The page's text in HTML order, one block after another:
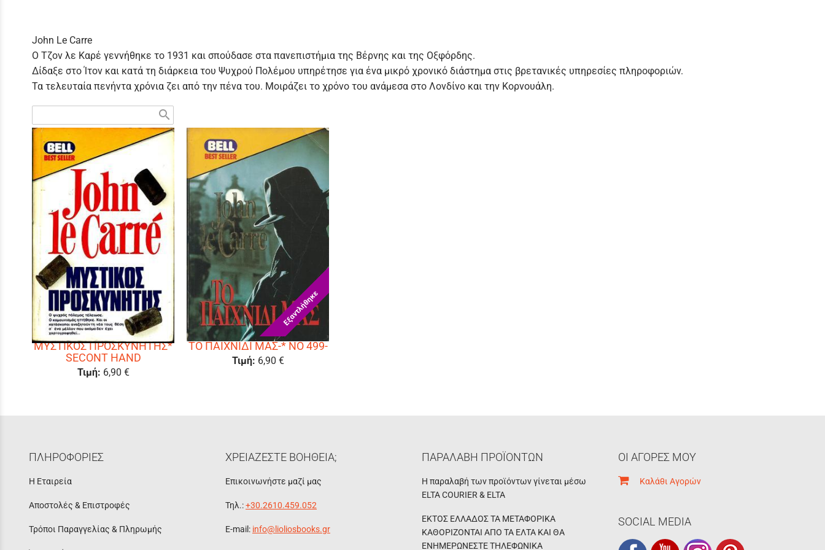
John Le Carre
Ο Τζον λε Καρέ γεννήθηκε το 1931 και σπούδασε στα πανεπιστήμια της Βέρνης και της Οξφόρδης.
Δίδαξε στο Ίτον και κατά τη διάρκεια του Ψυχρού Πολέμου υπηρέτησε για ένα μικρό χρονικό διάστημα στις βρετανικές υπηρεσίες πληροφοριών.
Τα τελευταία πενήντα χρόνια ζει από την πένα του. Μοιράζει το χρόνο του ανάμεσα στο Λονδίνο και την Κορνουάλη.
search
ΜΥΣΤΙΚΟΣ ΠΡΟΣΚΥΝΗΤΗΣ*
SECONT HAND
Τιμή: 6,90 €
Εξαντλήθηκε
ΤΟ ΠΑΙΧΝΙΔΙ ΜΑΣ-* ΝΟ 499-
Τιμή: 6,90 €
ΠΛΗΡΟΦΟΡΙΕΣ
Η Εταιρεία
Αποστολές & Επιστροφές
Τρόποι Παραγγελίας & Πληρωμής
ΧΡΕΙΑΖΕΣΤΕ ΒΟΗΘΕΙΑ;
Επικοινωνήστε μαζί μας
Τηλ.:+30.2610.459.052
E-mail: info@lioliosbooks.gr
ΠΑΡΑΛΑΒΗ ΠΡΟΪΟΝΤΩΝ
Η παραλαβή των προϊόντων γίνεται μέσω
ELTA COURIER & ELTA
ΕΚΤΟΣ ΕΛΛΑΔΟΣ ΤΑ ΜΕΤΑΦΟΡΙΚΑ
ΚΑΘΟΡΙΖΟΝΤΑΙ ΑΠΟ ΤΑ ΕΛΤΑ ΚΑΙ ΘΑ
ΕΝΗΜΕΡΩΝΕΣΤΕ ΤΗΛΕΦΩΝΙΚΑ
ΟΙ ΑΓΟΡΕΣ ΜΟΥ
Καλάθι Αγορών
SOCIAL MEDIA